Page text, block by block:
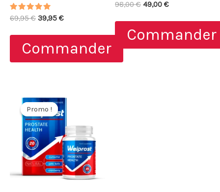
Note
69,95€ Le
initial
était :
69,95 €.
39,95 €Le
actuel
est :
39,95 €.
Commander
Note
98,00€ Le
initial
était :
98,00 €.
49,00 €Le
actuel
est :
49,00 €.
Commander
Promo !
Promo !